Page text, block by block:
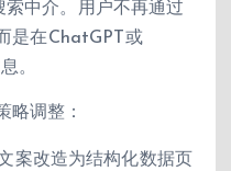
中介。用户不再通过
是在ChatGPT或
。
略调整：
案改造为结构化数据页